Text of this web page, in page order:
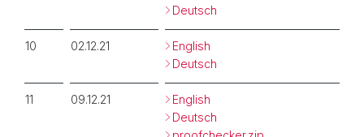
Deutsch
10 02.12.21
English
Deutsch
11 09.12.21
English
Deutsch